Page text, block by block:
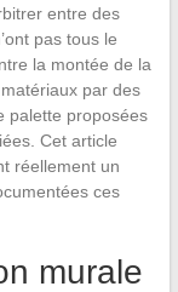
entre des
pas tous le
la montée de la
par des
palette proposées
Cet article
réellement un
ces
murale